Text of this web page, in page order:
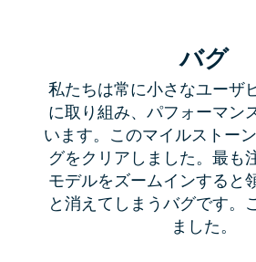
バグ
私たちは常に小さなユーザ
に取り組み、パフォーマン
います。このマイルストー
グをクリアしました。最も
モデルをズームインすると
と消えてしまうバグです。
ました。